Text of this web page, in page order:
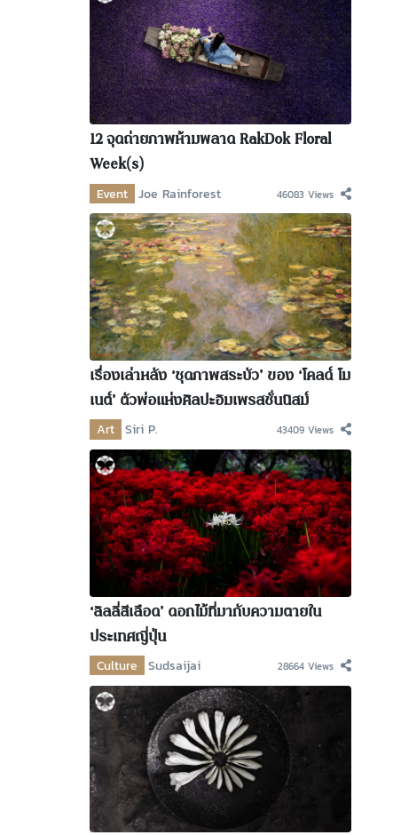
12 จุดถ่ายภาพห้ามพลาด RakDok Floral
Week(s)
Event Joe Rainforest 46083 Views
เรื่องเล่าหลัง ‘ชุดภาพสระบัว’ ของ ‘โคลด์ โม
เนต์’ ตัวพ่อแห่งศิลปะอิมเพรสชั่นนิสม์
Art Siri P. 43409 Views
‘ลิลลี่สีเลือด’ ดอกไม้ที่มากับความตายใน
ประเทศญี่ปุ่น
Culture Sudsaijai 28664 Views